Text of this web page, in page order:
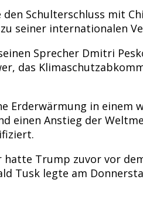
Schulterschluss mit
seiner internationalen
Sprecher Dmitri
das
Erderwärmung in
einen Anstieg der
hatte Trump zuvor vor
Tusk legte am